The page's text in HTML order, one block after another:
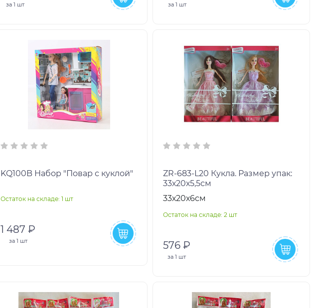
за 1 шт за 1 шт
KQ100B Набор "Повар с куклой"
Остаток на складе: 1 шт
1 487 ₽
за 1 шт
ZR-683-L20 Кукла. Размер упак:
33х20х5,5см
33х20х6см
Остаток на складе: 2 шт
576 ₽
за1 шт